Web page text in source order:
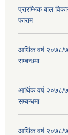
प्रारम्भिक बाल
फाराम
आर्थिक वर्ष २०७८/
सम्बन्धमा
आर्थिक वर्ष २०७८/
सम्बन्धमा
आर्थिक वर्ष २०७८/